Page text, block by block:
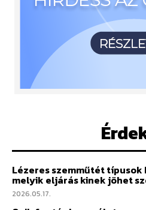
Lézeres szemműtét típusok
melyik eljárás kinek jöhet
2026.05.17.